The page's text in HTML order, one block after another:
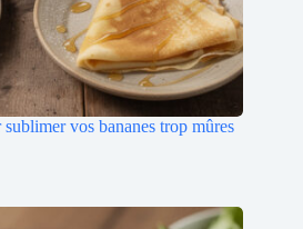
vos bananes trop mûres